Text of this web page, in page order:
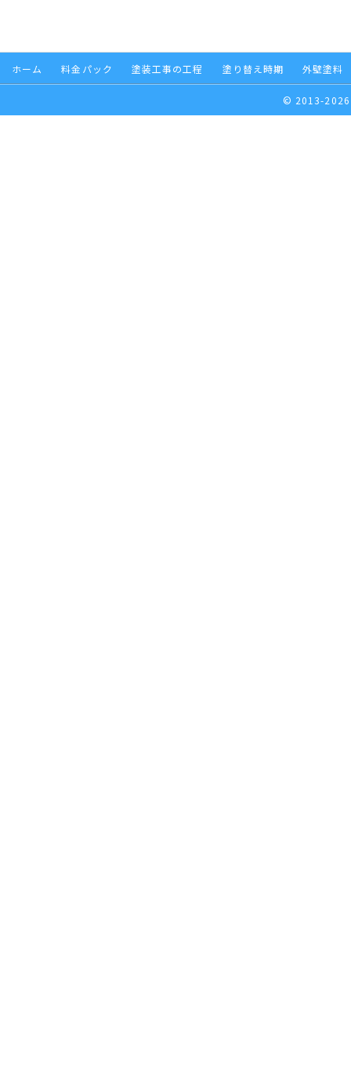
ホーム 料金パック 塗装工事の工程 塗り替え時期 外壁塗料
© 2013-2026